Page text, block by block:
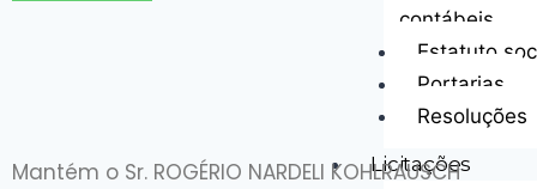
contábeis
Estatuto
Portarias
Resoluções
Licitações
Mantém o Sr. ROGÉRIO NARDELI KOHLRAUSCH